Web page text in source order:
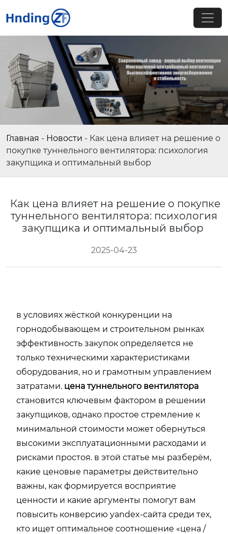
Главная - Новости - Как цена влияет на решение о
покупке туннельного вентилятора: психология
закупщика и оптимальный выбор
Как цена влияет на решение о покупке
туннельного вентилятора: психология
закупщика и оптимальный выбор
2025-04-23
в условиях жёсткой конкуренции на
горнодобывающем и строительном рынках
эффективность закупок определяется не
только техническими характеристиками
оборудования, но и грамотным управлением
затратами. цена туннельного вентилятора
становится ключевым фактором в решении
закупщиков, однако простое стремление к
минимальной стоимости может обернуться
высокими эксплуатационными расходами и
рисками простоя. в этой статье мы разберём,
какие ценовые параметры действительно
важны, как формируется восприятие
ценности и какие аргументы помогут вам
повысить конверсию yandex-сайта среди тех,
кто ищет оптимальное соотношение «цена /